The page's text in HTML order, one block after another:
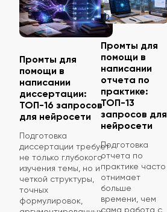
Промты для
помощи в
написании
диссертации:
ТОП-16 запросов
для нейросети
Подготовка
диссертации требует
не только глубокого
изучения темы, но и
четкой структуры,
точных
формулировок,
Промты для
помощи в
написании
отчета по
практике:
ТОП-13
запросов для
нейросети
Подготовка
отчета по
практике часто
отнимает
больше
времени, чем
сама работа с